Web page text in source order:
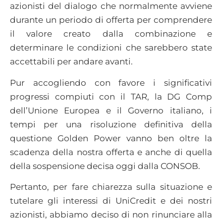
azionisti del dialogo che normalmente avviene
durante un periodo di offerta per comprendere
il valore creato dalla combinazione e
determinare le condizioni che sarebbero state
accettabili per andare avanti.
Pur accogliendo con favore i significativi
progressi compiuti con il TAR, la DG Comp
dell’Unione Europea e il Governo italiano, i
tempi per una risoluzione definitiva della
questione Golden Power vanno ben oltre la
scadenza della nostra offerta e anche di quella
della sospensione decisa oggi dalla CONSOB.
Pertanto, per fare chiarezza sulla situazione e
tutelare gli interessi di UniCredit e dei nostri
azionisti, abbiamo deciso di non rinunciare alla